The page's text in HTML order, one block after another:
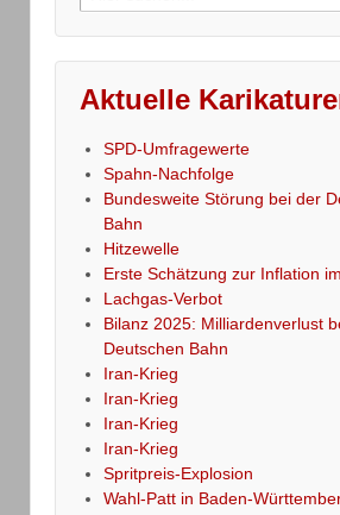
for:
Aktuelle
SPD-Umfragewerte
Spahn-Nachfolge
Bundesweite Störung bei der
Bahn
Hitzewelle
Erste Schätzung zur Inflation
Lachgas-Verbot
Bilanz 2025: Milliardenverlust
Deutschen Bahn
Iran-Krieg
Iran-Krieg
Iran-Krieg
Iran-Krieg
Spritpreis-Explosion
Wahl-Patt in Baden-